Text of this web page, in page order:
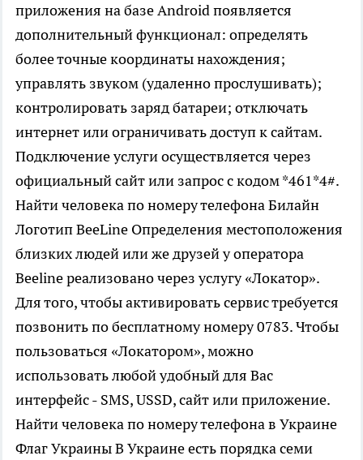
приложения на базе Android появляется
дополнительный функционал: определять
более точные координаты нахождения;
управлять звуком (удаленно прослушивать);
контролировать заряд батареи; отключать
интернет или ограничивать доступ к сайтам.
Подключение услуги осуществляется через
официальный сайт или запрос с кодом *461*4#.
Найти человека по номеру телефона Билайн
Логотип BeeLine Определения местоположения
близких людей или же друзей у оператора
Beeline реализовано через услугу «Локатор».
Для того, чтобы активировать сервис требуется
позвонить по бесплатному номеру 0783. Чтобы
пользоваться «Локатором», можно
использовать любой удобный для Вас
интерфейс - SMS, USSD, сайт или приложение.
Найти человека по номеру телефона в Украине
Флаг Украины В Украине есть порядка семи